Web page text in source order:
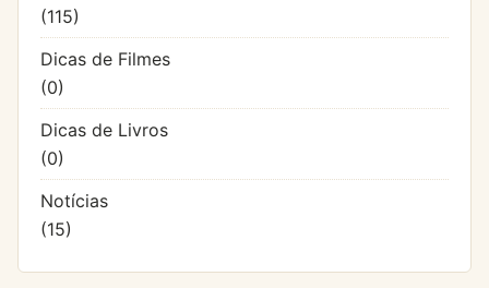
(115)
Dicas de Filmes
(0)
Dicas de Livros
(0)
Notícias
(15)